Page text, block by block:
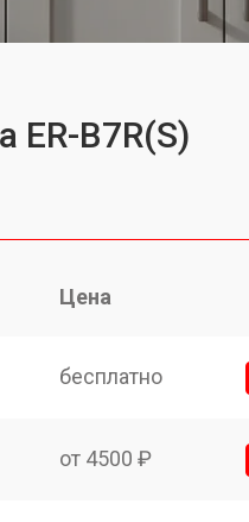
ER-B7R(S)
Цена
бесплатно
от 4500 ₽